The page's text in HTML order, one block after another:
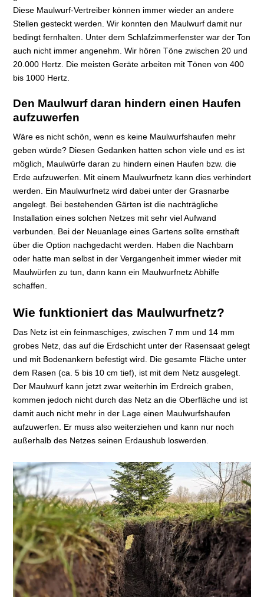
Diese Maulwurf-Vertreiber können immer wieder an andere
Stellen gesteckt werden. Wir konnten den Maulwurf damit nur
bedingt fernhalten. Unter dem Schlafzimmerfenster war der Ton
auch nicht immer angenehm. Wir hören Töne zwischen 20 und
20.000 Hertz. Die meisten Geräte arbeiten mit Tönen von 400
bis 1000 Hertz.
Den Maulwurf daran hindern einen Haufen
aufzuwerfen
Wäre es nicht schön, wenn es keine Maulwurfshaufen mehr
geben würde? Diesen Gedanken hatten schon viele und es ist
möglich, Maulwürfe daran zu hindern einen Haufen bzw. die
Erde aufzuwerfen. Mit einem Maulwurfnetz kann dies verhindert
werden. Ein Maulwurfnetz wird dabei unter der Grasnarbe
angelegt. Bei bestehenden Gärten ist die nachträgliche
Installation eines solchen Netzes mit sehr viel Aufwand
verbunden. Bei der Neuanlage eines Gartens sollte ernsthaft
über die Option nachgedacht werden. Haben die Nachbarn
oder hatte man selbst in der Vergangenheit immer wieder mit
Maulwürfen zu tun, dann kann ein Maulwurfnetz Abhilfe
schaffen.
Wie funktioniert das Maulwurfnetz?
Das Netz ist ein feinmaschiges, zwischen 7 mm und 14 mm
grobes Netz, das auf die Erdschicht unter der Rasensaat gelegt
und mit Bodenankern befestigt wird. Die gesamte Fläche unter
dem Rasen (ca. 5 bis 10 cm tief), ist mit dem Netz ausgelegt.
Der Maulwurf kann jetzt zwar weiterhin im Erdreich graben,
kommen jedoch nicht durch das Netz an die Oberfläche und ist
damit auch nicht mehr in der Lage einen Maulwurfshaufen
aufzuwerfen. Er muss also weiterziehen und kann nur noch
außerhalb des Netzes seinen Erdaushub loswerden.